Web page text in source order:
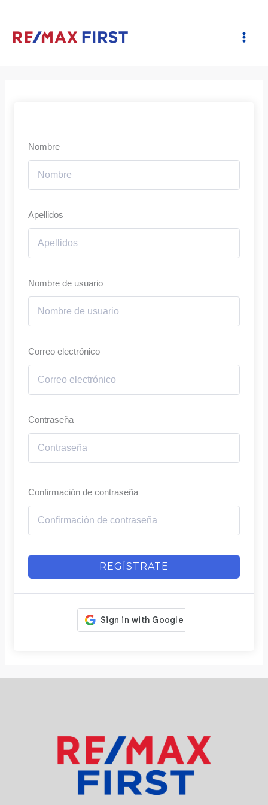
contenido
Nombre
Apellidos
Nombre de usuario
Correo electrónico
Contraseña
Confirmación de contraseña
REGÍSTRATE